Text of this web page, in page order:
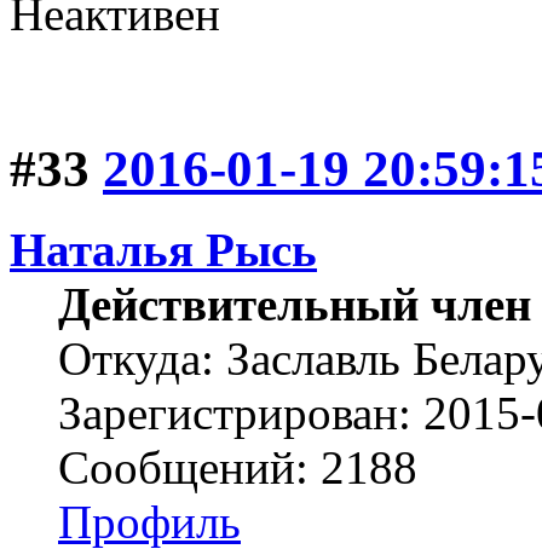
Неактивен
#33 2016-01-19
Наталья Рысь
Действительный член
Откуда: Заславль
Зарегистрирован:
Сообщений: 2188
Профиль